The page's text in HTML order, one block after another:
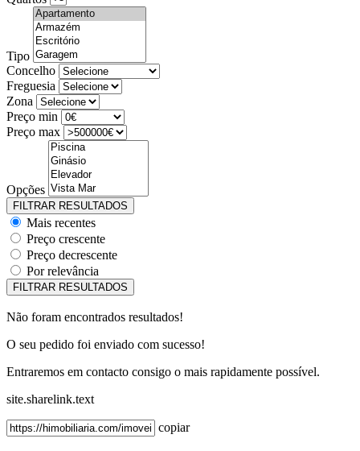
Tipo
Concelho
Freguesia
Zona
Preço min
Preço max
Opções
Mais recentes
Preço crescente
Preço decrescente
Por relevância
Não foram encontrados resultados!
O seu pedido foi enviado com sucesso!
Entraremos em contacto consigo o mais rapidamente possível.
site.sharelink.text
copiar